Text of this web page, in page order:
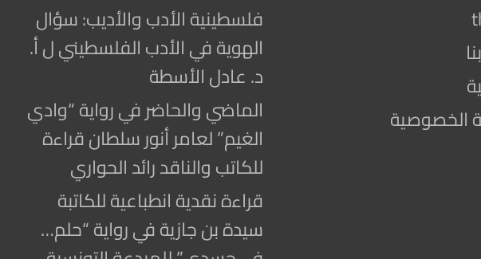
الخصوصية
فلسطينية الأدب والأديب: سؤال
الهوية في الأدب الفلسطيني ل أ.
د. عادل الأسطة
الماضي والحاضر في رواية “وادي
الغيم” لعامر أنور سلطان قراءة
للكاتب والناقد رائد الحواري
قراءة نقدية انطباعية للكاتبة
سيدة بن جازية في رواية “حلم…